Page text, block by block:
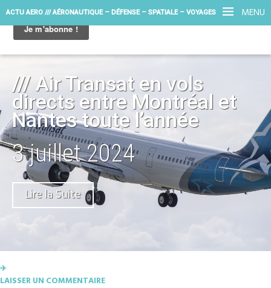
MENU
ACTU AERO /// AÉRONAUTIQUE – DÉFENSE – SPATIALE – VOYAGES
/// Air Transat en vols
directs entre Montréal et
Nantes toute l’année
3 juillet 2024
Lire la Suite
✈︎
LAISSER UN COMMENTAIRE